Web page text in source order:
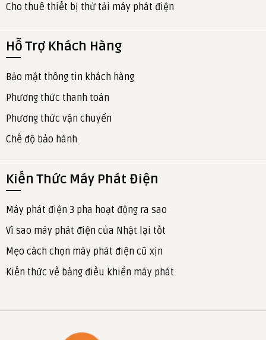
Cho thuê thiết bị thử tải máy phát điện
Hỗ Trợ Khách Hàng
Bảo mật thông tin khách hàng
Phương thức thanh toán
Phương thức vận chuyển
Chế độ bảo hành
Kiến Thức Máy Phát Điện
Máy phát điện 3 pha hoạt động ra sao
Vì sao máy phát điện của Nhật lại tốt
Mẹo cách chọn máy phát điện cũ xịn
Kiến thức về bảng điều khiển máy phát